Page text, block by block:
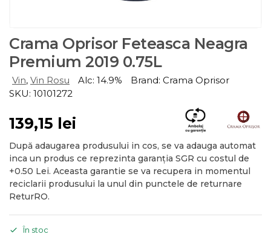
Crama Oprisor Feteasca Neagra
Premium 2019 0.75L
Vin, Vin Rosu Alc: 14.9%
Brand: Crama Oprisor
SKU: 10101272
139,15 lei
După adaugarea produsului in cos, se va adauga automat
inca un produs ce reprezinta garanția SGR cu costul de
+0.50 Lei. Aceasta garantie se va recupera in momentul
reciclarii produsului la unul din punctele de returnare
ReturRO.
În stoc